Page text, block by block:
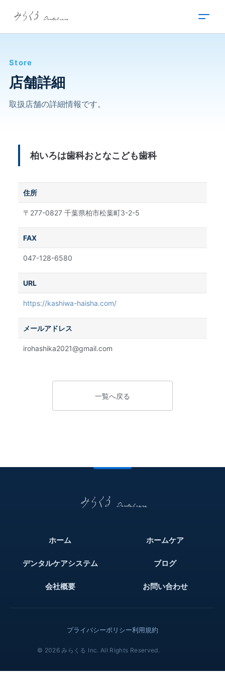
Store
店舗詳細
取扱店舗の詳細情報です。
柏いろは歯科おとなこども歯科
住所
〒277-0827 千葉県柏市松葉町3-2-5
FAX
047-128-6580
URL
https://kashiwa-haisha.com/
メールアドレス
irohashika2021@gmail.com
一覧へ戻る
ホーム ホームケア
デンタルケアシステム ブログ
会社概要 お問い合わせ
プライバシーポリシー利用規約
© 2026 みらくる Inc. All Rights Reserved.